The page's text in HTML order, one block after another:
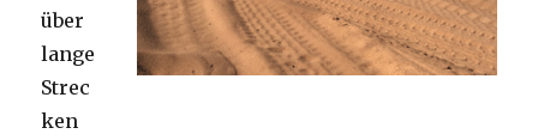
über
lange
Strec
ken